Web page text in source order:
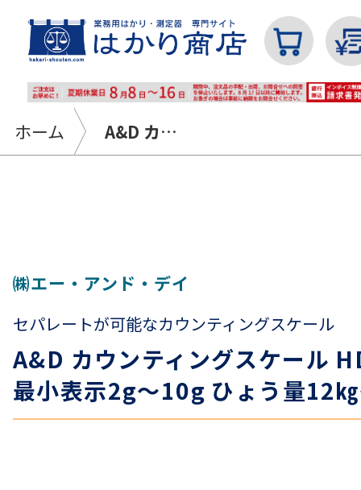
分銅
温度計・湿度計
ホーム A&D カウンティングスケール HDシリーズ｜最小表示2g～10g ひょう量12㎏～60㎏
㈱エー・アンド・デイ
セパレートが可能なカウンティングスケール
A&D カウンティングスケール
最小表示2g～10g ひょう量12